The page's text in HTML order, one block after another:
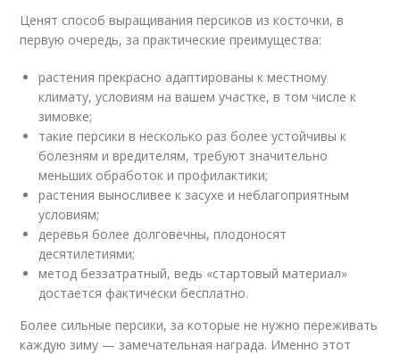
Ценят способ выращивания персиков из косточки, в
первую очередь, за практические преимущества:
растения прекрасно адаптированы к местному
климату, условиям на вашем участке, в том числе к
зимовке;
такие персики в несколько раз более устойчивы к
болезням и вредителям, требуют значительно
меньших обработок и профилактики;
растения выносливее к засухе и неблагоприятным
условиям;
деревья более долговечны, плодоносят
десятилетиями;
метод беззатратный, ведь «стартовый материал»
достается фактически бесплатно.
Более сильные персики, за которые не нужно переживать
каждую зиму — замечательная награда. Именно этот